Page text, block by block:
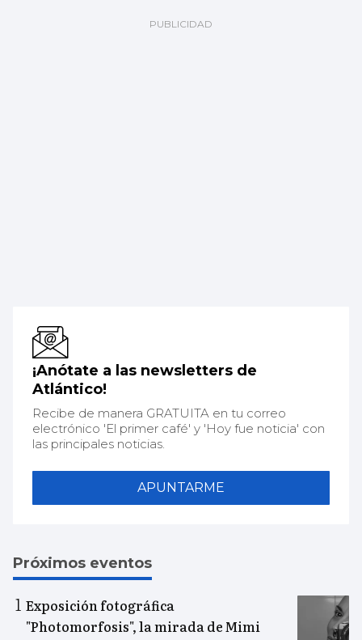
¡Anótate a las newsletters de
Atlántico!
Recibe de manera GRATUITA en tu correo
electrónico 'El primer café' y 'Hoy fue noticia' con
las principales noticias.
APUNTARME
Próximos eventos
Exposición fotográfica
"Photomorfosis", la mirada de Mimi